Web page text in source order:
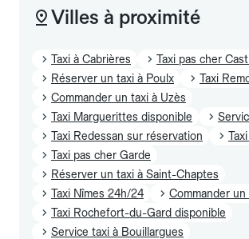
Villes à proximité
Taxi à Cabrières
Taxi pas cher
Réserver un taxi à Poulx
Taxi
Commander un taxi à Uzès
Taxi Marguerittes disponible
Taxi Redessan sur réservation
Taxi pas cher Garde
Réserver un taxi à Saint-Chaptes
Taxi Nîmes 24h/24
Commander un
Taxi Rochefort-du-Gard disponible
Service taxi à Bouillargues